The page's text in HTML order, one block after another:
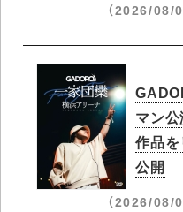
（2026/08/
マン公
作品
公開
（2026/08/